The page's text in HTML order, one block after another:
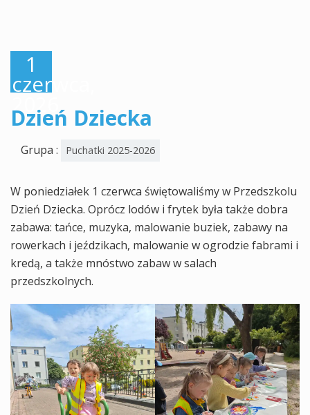
1
czerwca,
2026
Dzień Dziecka
Grupa : Puchatki 2025-2026
W poniedziałek 1 czerwca świętowaliśmy w Przedszkolu
Dzień Dziecka. Oprócz lodów i frytek była także dobra
zabawa: tańce, muzyka, malowanie buziek, zabawy na
rowerkach i jeździkach, malowanie w ogrodzie fabrami i
kredą, a także mnóstwo zabaw w salach
przedszkolnych.